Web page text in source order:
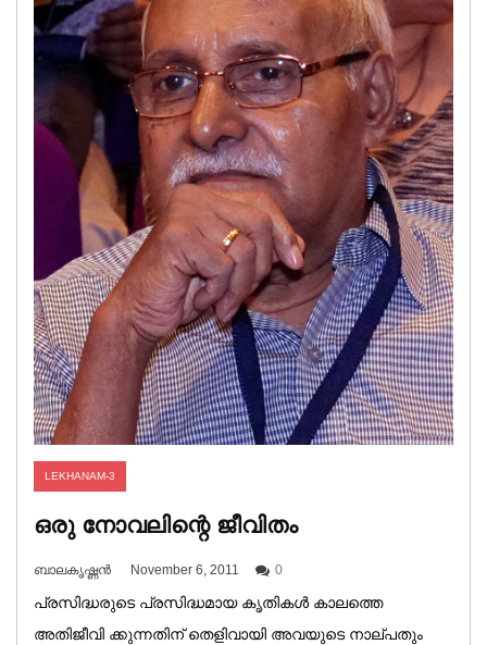
LEKHANAM-3
ഒരു നോവലിന്റെ ജീവിതം
ബാലകൃഷ്ണൻ November 6, 2011 0
പ്രസിദ്ധരുടെ പ്രസിദ്ധമായ കൃതികൾ കാലത്തെ
അതിജീവി ക്കുന്നതിന് തെളിവായി അവയുടെ നാല്പതും